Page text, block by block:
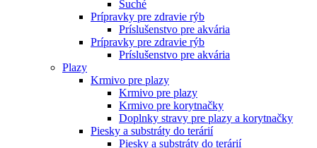
Suché
Prípravky pre zdravie rýb
Príslušenstvo pre akvária
Prípravky pre zdravie rýb
Príslušenstvo pre akvária
Plazy
Krmivo pre plazy
Krmivo pre plazy
Krmivo pre korytnačky
Doplnky stravy pre plazy a korytnačky
Piesky a substráty do terárií
Piesky a substráty do terárií